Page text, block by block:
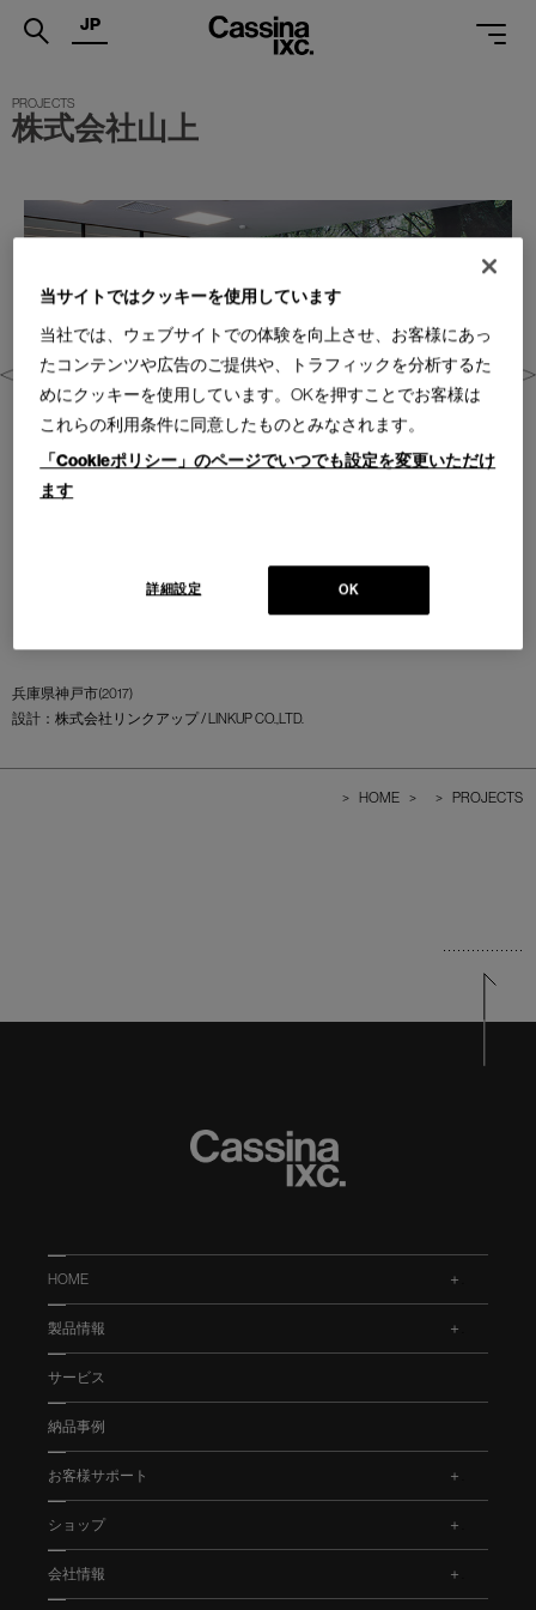
.
PRODUCTS
PROJECTS
MAGAZINE
SUPPORT
SHOPS
CATALOGUES
PROFESSIONAL
JP
株式会社山上
兵庫県神戸市(2017)
設計： 株式会社リンクアップ / LINKUP CO.,LTD.
> HOME > > PROJECTS
HOME
製品情報
サービス
納品事例
お客様サポート
ショップ
会社情報
当サイトではクッキーを使用しています
当社では、ウェブサイトでの体験を向上させ、お客様にあっ
たコンテンツや広告のご提供や、トラフィックを分析するた
めにクッキーを使用しています。OKを押すことでお客様は
これらの利用条件に同意したものとみなされます。
「Cookieポリシー」のページでいつでも設定を変更いただけ
ます
OK
詳細設定